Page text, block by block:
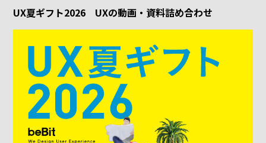
UX夏ギフト2026 UXの動画・資料詰め合わせ